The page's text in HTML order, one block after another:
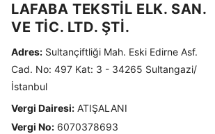
LAFABA TEKSTİL ELK. SAN.
VE TİC. LTD. ŞTİ.
Adres: Sultançiftliği Mah. Eski Edirne Asf.
Cad. No: 497 Kat: 3 - 34265 Sultangazi/
İstanbul
Vergi Dairesi: ATIŞALANI
Vergi No: 6070378693